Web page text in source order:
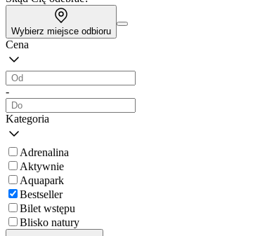
Wybierz miejsce odbioru
Cena
-
Kategoria
Adrenalina
Aktywnie
Aquapark
Bestseller
Bilet wstępu
Blisko natury